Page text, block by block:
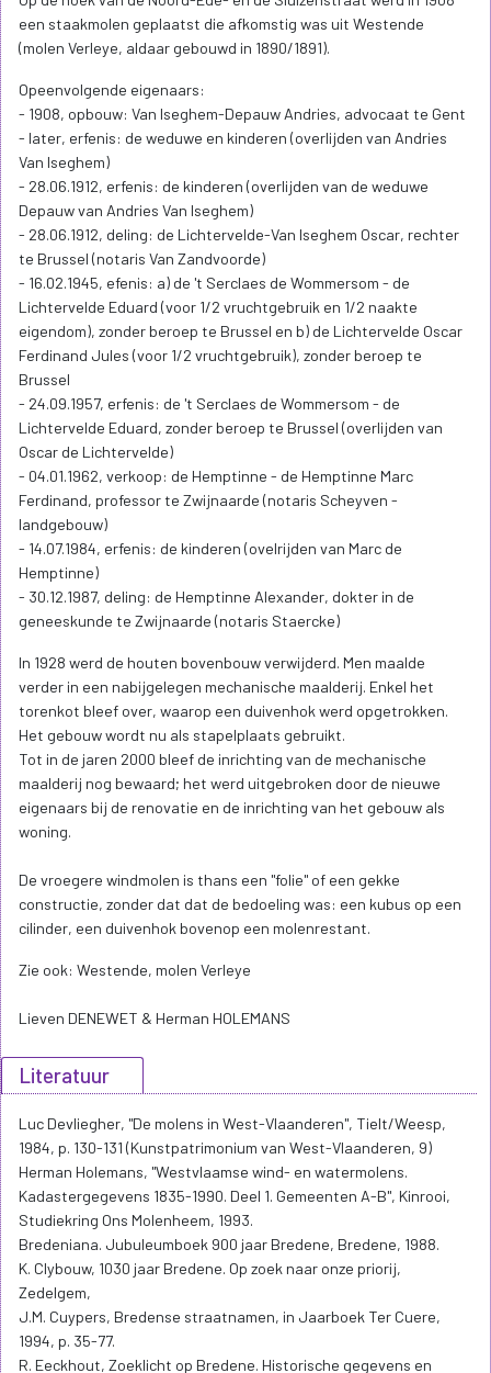
een staakmolen geplaatst die afkomstig was uit Westende
(molen Verleye, aldaar gebouwd in 1890/1891).
Opeenvolgende eigenaars:
- 1908, opbouw: Van Iseghem-Depauw Andries, advocaat te Gent
- later, erfenis: de weduwe en kinderen (overlijden van Andries
Van Iseghem)
- 28.06.1912, erfenis: de kinderen (overlijden van de weduwe
Depauw van Andries Van Iseghem)
- 28.06.1912, deling: de Lichtervelde-Van Iseghem Oscar, rechter
te Brussel (notaris Van Zandvoorde)
- 16.02.1945, efenis: a) de 't Serclaes de Wommersom - de
Lichtervelde Eduard (voor 1/2 vruchtgebruik en 1/2 naakte
eigendom), zonder beroep te Brussel en b) de Lichtervelde Oscar
Ferdinand Jules (voor 1/2 vruchtgebruik), zonder beroep te
Brussel
- 24.09.1957, erfenis: de 't Serclaes de Wommersom - de
Lichtervelde Eduard, zonder beroep te Brussel (overlijden van
Oscar de Lichtervelde)
- 04.01.1962, verkoop: de Hemptinne - de Hemptinne Marc
Ferdinand, professor te Zwijnaarde (notaris Scheyven -
landgebouw)
- 14.07.1984, erfenis: de kinderen (ovelrijden van Marc de
Hemptinne)
- 30.12.1987, deling: de Hemptinne Alexander, dokter in de
geneeskunde te Zwijnaarde (notaris Staercke)
In 1928 werd de houten bovenbouw verwijderd. Men maalde
verder in een nabijgelegen mechanische maalderij. Enkel het
torenkot bleef over, waarop een duivenhok werd opgetrokken.
Het gebouw wordt nu als stapelplaats gebruikt.
Tot in de jaren 2000 bleef de inrichting van de mechanische
maalderij nog bewaard; het werd uitgebroken door de nieuwe
eigenaars bij de renovatie en de inrichting van het gebouw als
woning.
De vroegere windmolen is thans een "folie" of een gekke
constructie, zonder dat dat de bedoeling was: een kubus op een
cilinder, een duivenhok bovenop een molenrestant.
Zie ook: Westende, molen Verleye
Lieven DENEWET & Herman HOLEMANS
Literatuur
Luc Devliegher, "De molens in West-Vlaanderen", Tielt/Weesp,
1984, p. 130-131 (Kunstpatrimonium van West-Vlaanderen, 9)
Herman Holemans, "Westvlaamse wind- en watermolens.
Kadastergegevens 1835-1990. Deel 1. Gemeenten A-B", Kinrooi,
Studiekring Ons Molenheem, 1993.
Bredeniana. Jubuleumboek 900 jaar Bredene, Bredene, 1988.
K. Clybouw, 1030 jaar Bredene. Op zoek naar onze priorij,
Zedelgem,
J.M. Cuypers, Bredense straatnamen, in Jaarboek Ter Cuere,
1994, p. 35-77.
R. Eeckhout, Zoeklicht op Bredene. Historische gegevens en